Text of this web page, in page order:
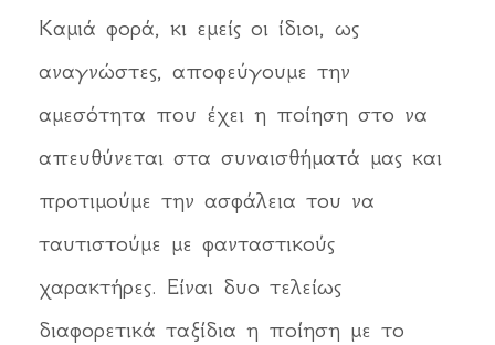
Καμιά φορά, κι εμείς οι ίδιοι, ως
αναγνώστες, αποφεύγουμε την
αμεσότητα που έχει η ποίηση στο να
απευθύνεται στα συναισθήματά μας και
προτιμούμε την ασφάλεια του να
ταυτιστούμε με φανταστικούς
χαρακτήρες. Είναι δυο τελείως
διαφορετικά ταξίδια η ποίηση με το